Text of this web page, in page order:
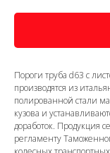
Пороги труба d63 с
производятся из
полированной стали
кузова и
доработок. Продукция
регламенту